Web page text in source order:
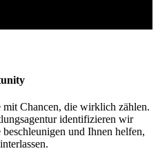
Chancen, die wirklich zählen.
identifizieren wir
und Ihnen helfen,